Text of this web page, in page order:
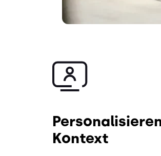
Bild
Kontext